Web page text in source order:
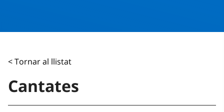
< Tornar al llistat
Cantates